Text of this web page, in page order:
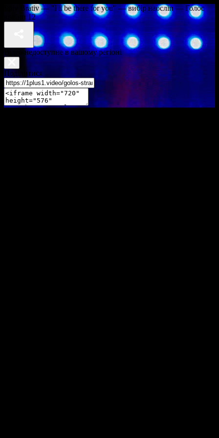
Spiv Brativ — "I'll be there for you" — вибір наосліп — Голос
країни 12
Відео недоступне в вашому регіоні
Поділитися